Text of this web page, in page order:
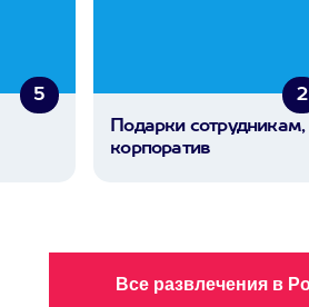
5
2
Подарки сотрудникам,
корпоратив